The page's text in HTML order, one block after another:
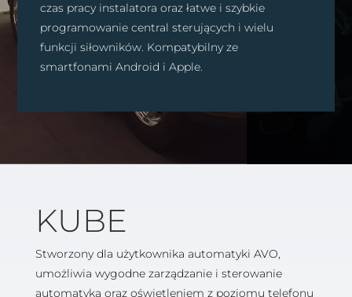
czas pracy instalatora oraz łatwe i szybkie
programowanie central sterujących i wielu
funkcji siłowników. Kompatybilny ze
smartfonami Android i Apple.
KUBE
Stworzony dla użytkownika automatyki AVO,
umożliwia wygodne zarządzanie i sterowanie
automatyką oraz oświetleniem z poziomu telefonu